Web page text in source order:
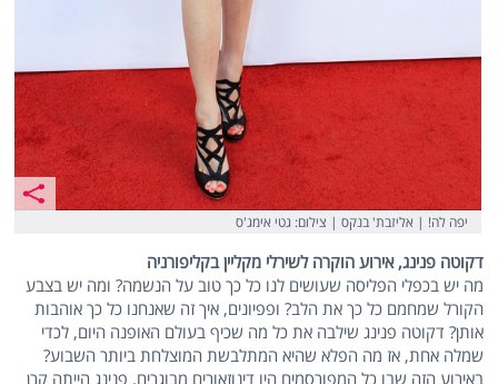
יפה לה! | אליזבת' בנקס | צילום: גטי אימג'ס
דקוטה פנינג, אירוע הוקרה לשירלי מקליין בקליפורניה
מה יש בכפלי הפליסה שעושים לנו כל כך טוב על הנשמה? ומה יש בצבע
הקורל שמחמם כל כך את הלב? ופפיונים, איך זה שאנחנו כל כך אוהבות
אותן? דקוטה פנינג שילבה את כל מה שכיף בעולם האופנה היום, לכדי
שמלה אחת, אז מה הפלא שהיא המתלבשת המוצלחת ביותר השבוע?
באירוע הזה שבו כל המפורסמים היו דינוזאורים מבוגרים, פנינג הייתה קרן